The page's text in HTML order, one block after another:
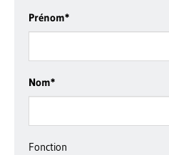
Prénom*
Nom*
Fonction